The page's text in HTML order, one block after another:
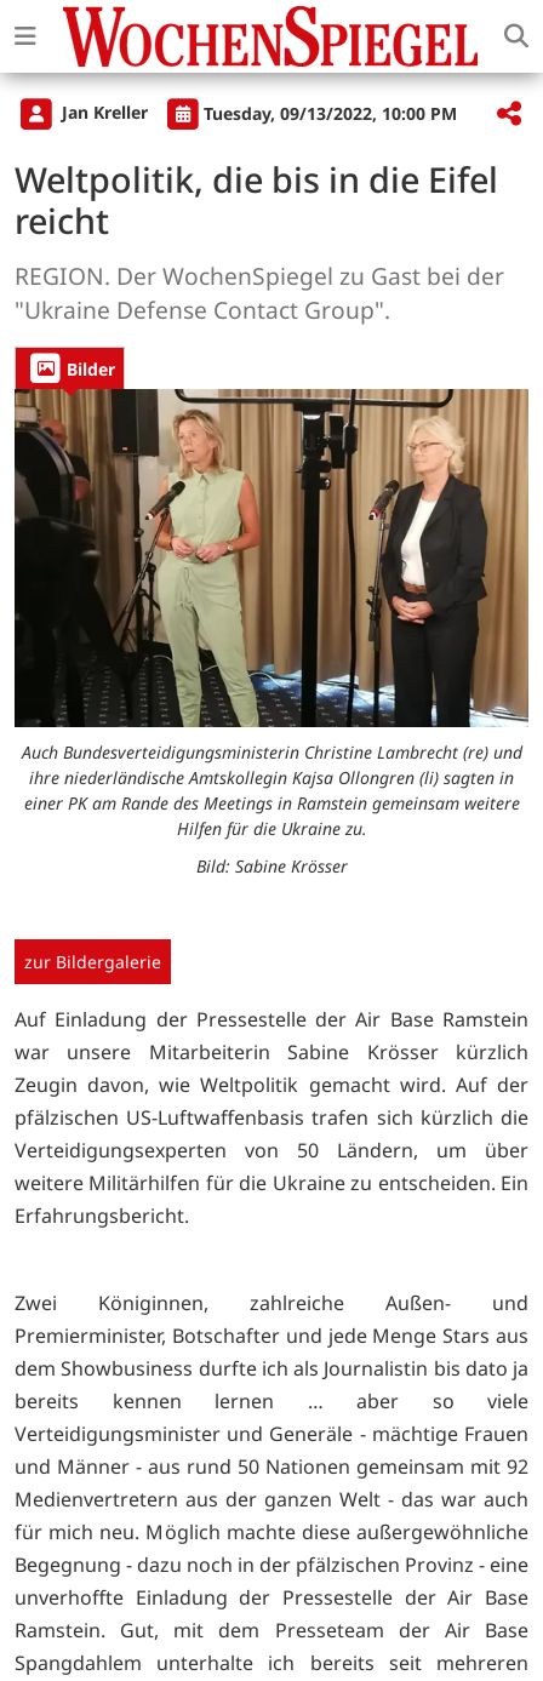
Jan Kreller Tuesday, 09/13/2022, 10:00 PM
Weltpolitik, die bis in die Eifel
reicht
REGION. Der WochenSpiegel zu Gast bei der
"Ukraine Defense Contact Group".
Bilder
Auch Bundesverteidigungsministerin Christine Lambrecht (re) und
ihre niederländische Amtskollegin Kajsa Ollongren (li) sagten in
einer PK am Rande des Meetings in Ramstein gemeinsam weitere
Hilfen für die Ukraine zu.
Bild: Sabine Krösser
zur Bildergalerie
Auf Einladung der Pressestelle der Air Base Ramstein
war unsere Mitarbeiterin Sabine Krösser kürzlich
Zeugin davon, wie Weltpolitik gemacht wird. Auf der
pfälzischen US-Luftwaffenbasis trafen sich kürzlich die
Verteidigungsexperten von 50 Ländern, um über
weitere Militärhilfen für die Ukraine zu entscheiden. Ein
Erfahrungsbericht.
Zwei Königinnen, zahlreiche Außen- und
Premierminister, Botschafter und jede Menge Stars aus
dem Showbusiness durfte ich als Journalistin bis dato ja
bereits kennen lernen … aber so viele
Verteidigungsminister und Generäle - mächtige Frauen
und Männer - aus rund 50 Nationen gemeinsam mit 92
Medienvertretern aus der ganzen Welt - das war auch
für mich neu. Möglich machte diese außergewöhnliche
Begegnung - dazu noch in der pfälzischen Provinz - eine
unverhoffte Einladung der Pressestelle der Air Base
Ramstein. Gut, mit dem Presseteam der Air Base
Spangdahlem unterhalte ich bereits seit mehreren